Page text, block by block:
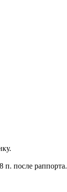
п. после раппорта.